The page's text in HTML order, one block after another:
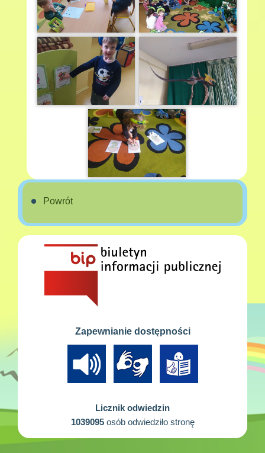
Powrót
Zapewnianie dostępności
Licznik odwiedzin
1039095osób odwiedziło stronę